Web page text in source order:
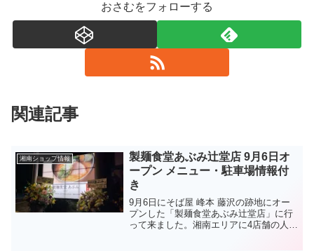
おさむをフォローする
関連記事
湘南ショップ情報
製麺食堂あぶみ辻堂店 9月6日オ
ープン メニュー・駐車場情報付
き
9月6日にそば屋 峰本 藤沢の跡地にオー
プンした「製麺食堂あぶみ辻堂店」に行
って来ました。湘南エリアに4店舗の人気